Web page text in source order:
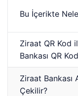
Bu İçerikte
Ziraat QR Kod
Bankası QR
Ziraat Bankası
Çekilir?